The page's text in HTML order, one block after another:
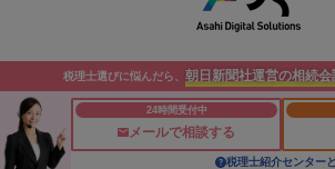
税理士選びに悩んだら、 朝日新聞社運営の相続会
24時間受付中
メールで相談する
税理士紹介センター
Copyright© The Asahi Shimbun Company. All